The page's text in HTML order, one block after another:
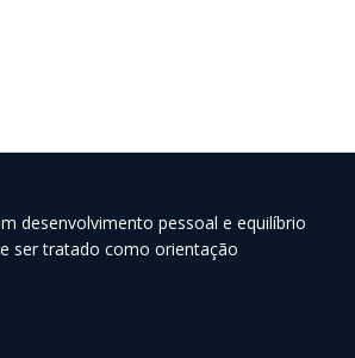
desenvolvimento pessoal e equilíbrio
ser tratado como orientação